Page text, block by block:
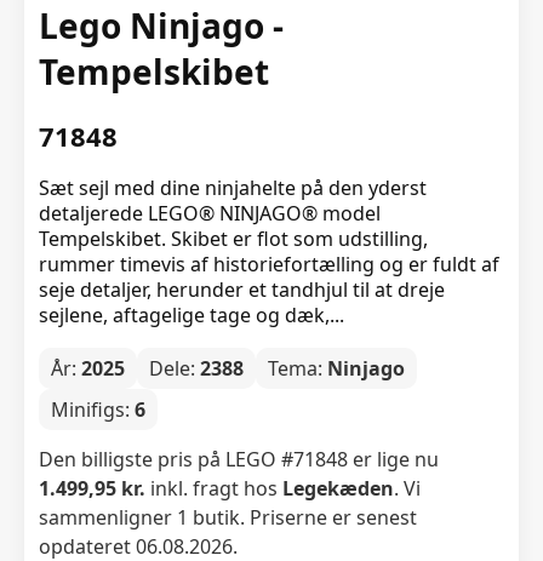
Lego Ninjago -
Tempelskibet
71848
Sæt sejl med dine ninjahelte på den yderst
detaljerede LEGO® NINJAGO® model
Tempelskibet. Skibet er flot som udstilling,
rummer timevis af historiefortælling og er fuldt af
seje detaljer, herunder et tandhjul til at dreje
sejlene, aftagelige tage og dæk,...
År: 2025 Dele: 2388 Tema: Ninjago
Minifigs: 6
Den billigste pris på LEGO #71848 er lige nu
1.499,95 kr. inkl. fragt hos Legekæden. Vi
sammenligner 1 butik. Priserne er senest
opdateret 06.08.2026.